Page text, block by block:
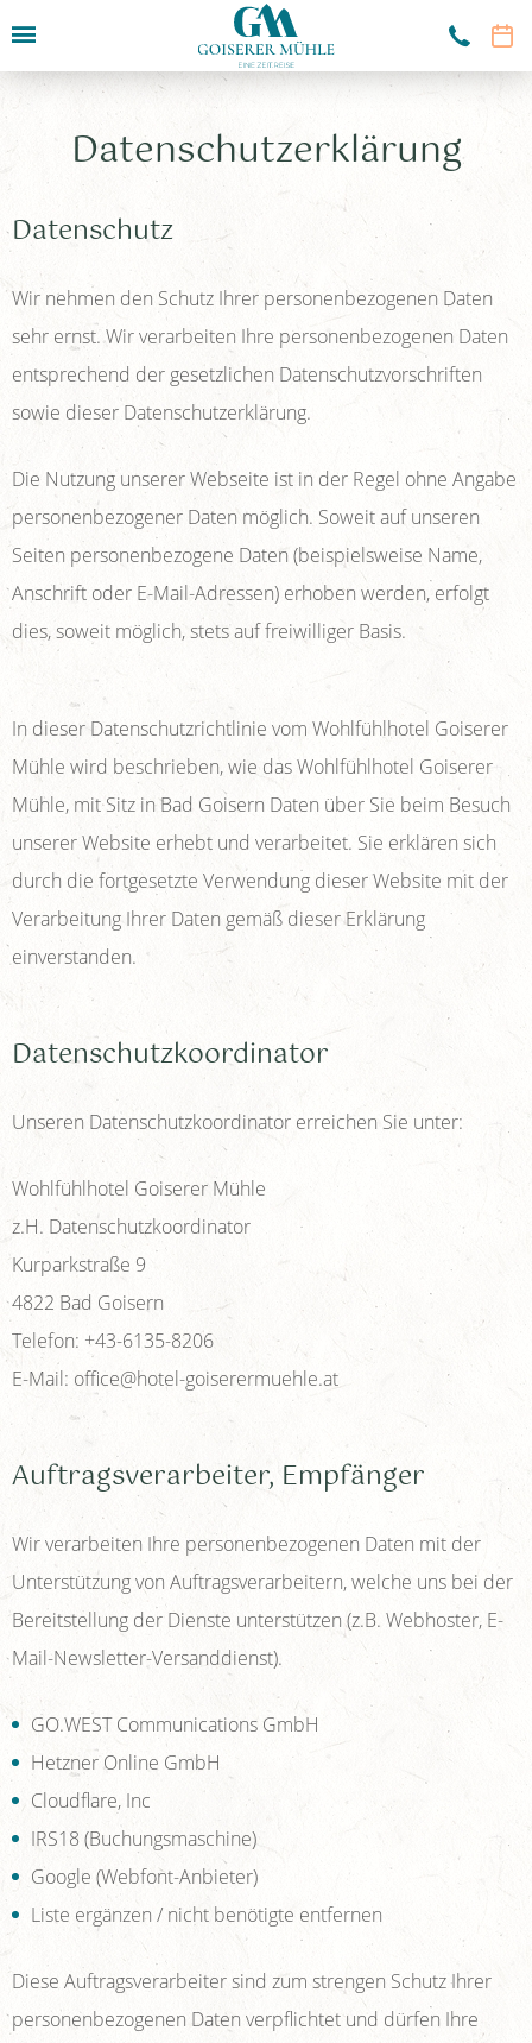
Zimmer & Angebote
Restaurant
Sport & Kultur
Seminare
Service & Info
Speisekammer-Shop
Datenschutzerklärung
Datenschutz
Wir nehmen den Schutz Ihrer personenbezogenen Daten
sehr ernst. Wir verarbeiten Ihre personenbezogenen Daten
entsprechend der gesetzlichen Datenschutzvorschriften
sowie dieser Datenschutzerklärung.
Die Nutzung unserer Webseite ist in der Regel ohne Angabe
personenbezogener Daten möglich. Soweit auf unseren
Seiten personenbezogene Daten (beispielsweise Name,
Anschrift oder E-Mail-Adressen) erhoben werden, erfolgt
dies, soweit möglich, stets auf freiwilliger Basis.
In dieser Datenschutzrichtlinie vom Wohlfühlhotel Goiserer
Mühle wird beschrieben, wie das Wohlfühlhotel Goiserer
Mühle, mit Sitz in Bad Goisern Daten über Sie beim Besuch
unserer Website erhebt und verarbeitet. Sie erklären sich
durch die fortgesetzte Verwendung dieser Website mit der
Verarbeitung Ihrer Daten gemäß dieser Erklärung
einverstanden.
Datenschutzkoordinator
Unseren Datenschutzkoordinator erreichen Sie unter:
Wohlfühlhotel Goiserer Mühle
z.H. Datenschutzkoordinator
Kurparkstraße 9
4822 Bad Goisern
Telefon: +43-6135-8206
E-Mail: office@hotel-goiserermuehle.at
Auftragsverarbeiter, Empfänger
Wir verarbeiten Ihre personenbezogenen Daten mit der
Unterstützung von Auftragsverarbeitern, welche uns bei der
Bereitstellung der Dienste unterstützen (z.B. Webhoster, E-
Mail-Newsletter-Versanddienst).
GO.WEST Communications GmbH
Hetzner Online GmbH
Cloudflare, Inc
IRS18 (Buchungsmaschine)
Google (Webfont-Anbieter)
Liste ergänzen / nicht benötigte entfernen
Diese Auftragsverarbeiter sind zum strengen Schutz Ihrer
personenbezogenen Daten verpflichtet und dürfen Ihre